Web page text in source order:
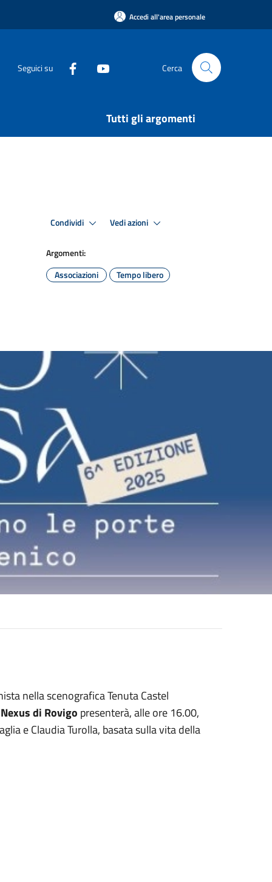
Accedi all'area personale
Seguici su Cerca
Tutti gli argomenti
Condividi Vedi azioni
Argomenti:
Associazioni
Tempo libero
nella scenografica Tenuta Castel
di Rovigo presenterà, alle ore 16.00,
e Claudia Turolla, basata sulla vita della